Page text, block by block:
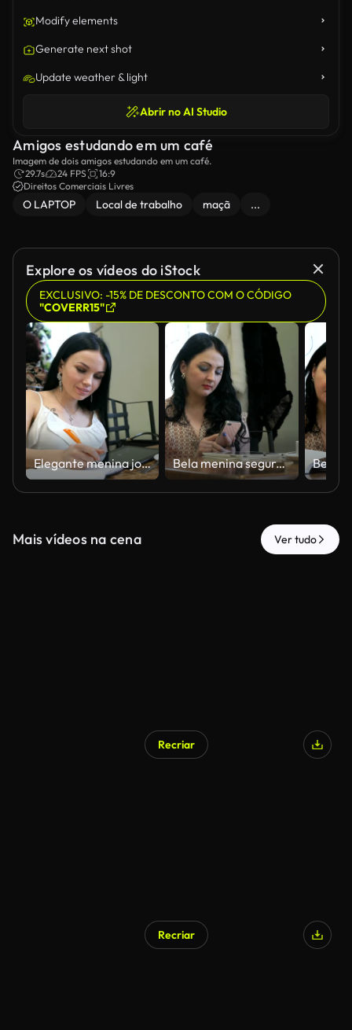
Modify elements
Generate next shot
Update weather & light
Abrir no AI Studio
Amigos estudando em um café
Imagem de dois amigos estudando em um café.
29.7s
24 FPS
16:9
Direitos Comerciais Livres
O LAPTOP Local de trabalho maçã ...
Explore os vídeos do iStock
EXCLUSIVO: -15% DE DESCONTO COM O CÓDIGO
"COVERR15"
Elegante menina jovem escreve no diário no café Bela menina segurando um telefone celular em um café
Mais vídeos na cena Ver tudo
Recriar
Recriar